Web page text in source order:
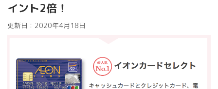
イント2倍！
更新日： 2020年4月18日